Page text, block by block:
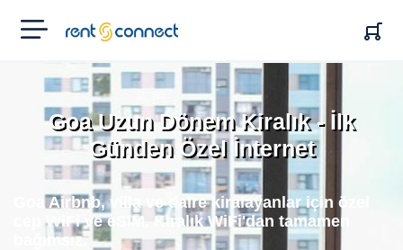
RENT'N
CONNECT
Goa Uzun Dönem Kiralık - İlk
Günden Özel İnternet
Goa Airbnb, villa ve daire kiralayanlar için özel
cep WiFi ve eSIM. Kiralık WiFi'dan tamamen
bağımsız.